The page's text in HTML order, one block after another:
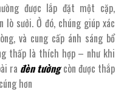
được lắp đặt một cặp,
sưởi. Ở đó, chúng giúp xác
và cung cấp ánh sáng bổ
thấp là thích hợp – như khi
ra đèn tườngcòn được thắp
hơn